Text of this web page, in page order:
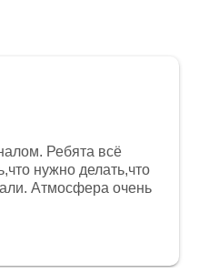
Ребята всё
нужно делать,что
Атмосфера очень
и